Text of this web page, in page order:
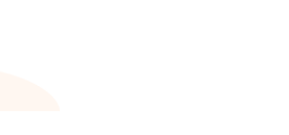
magistrem farmacji.
trichologię